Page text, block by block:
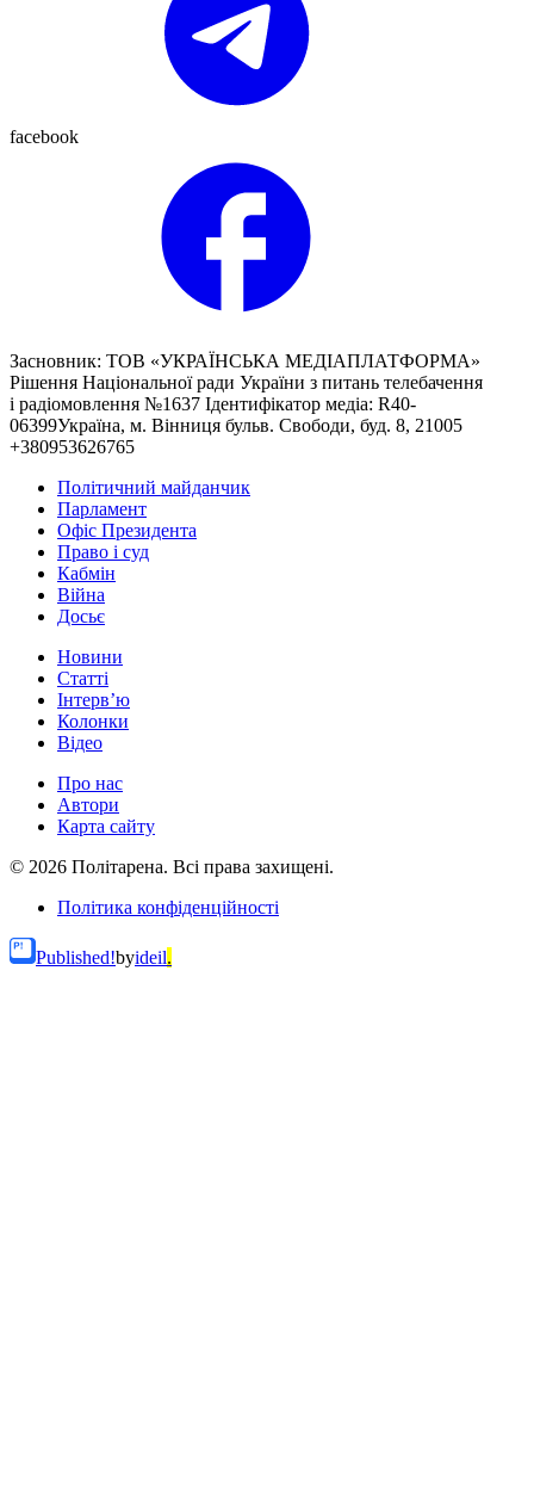
facebook
Засновник: ТОВ «УКРАЇНСЬКА МЕДІАПЛАТФОРМА»
Рішення Національної ради України з питань телебачення
і радіомовлення №1637 Ідентифікатор медіа: R40-
06399Україна, м. Вінниця бульв. Свободи, буд. 8, 21005
+380953626765
Політичний майданчик
Парламент
Офіс Президента
Право і суд
Кабмін
Війна
Досьє
Новини
Статті
Інтерв’ю
Колонки
Відео
Про нас
Автори
Карта сайту
© 2026 Політарена. Всі права захищені.
Політика конфіденційності
Published!byideil.